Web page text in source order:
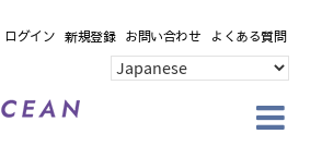
ログイン 新規登録 お問い合わせ よくある質問